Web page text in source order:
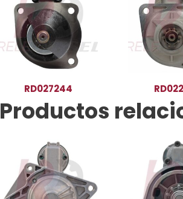
RD027244
Productos